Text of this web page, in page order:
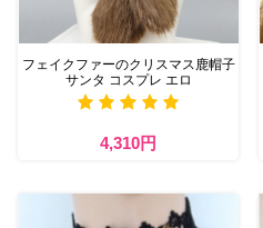
フェイクファーのクリスマス鹿帽子
サンタ コスプレ エロ
4,310円